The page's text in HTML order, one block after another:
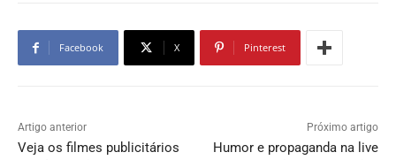
Facebook X Pinterest
Artigo anterior
Veja os filmes publicitários
Próximo artigo
Humor e propaganda na live